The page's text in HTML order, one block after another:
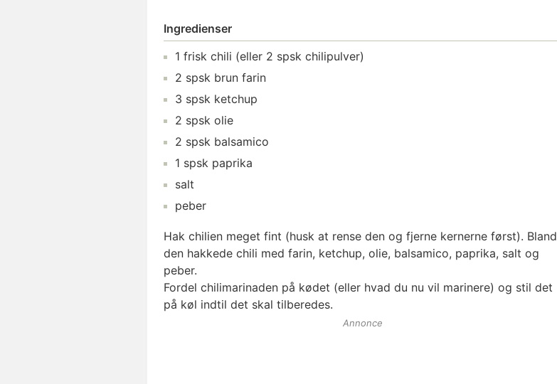
Ingredienser
1 frisk chili (eller 2 spsk chilipulver)
2 spsk brun farin
3 spsk ketchup
2 spsk olie
2 spsk balsamico
1 spsk paprika
salt
peber
Hak chilien meget fint (husk at rense den og fjerne kernerne først). Bland
den hakkede chili med farin, ketchup, olie, balsamico, paprika, salt og
peber.
Fordel chilimarinaden på kødet (eller hvad du nu vil marinere) og stil det
på køl indtil det skal tilberedes.
Annonce